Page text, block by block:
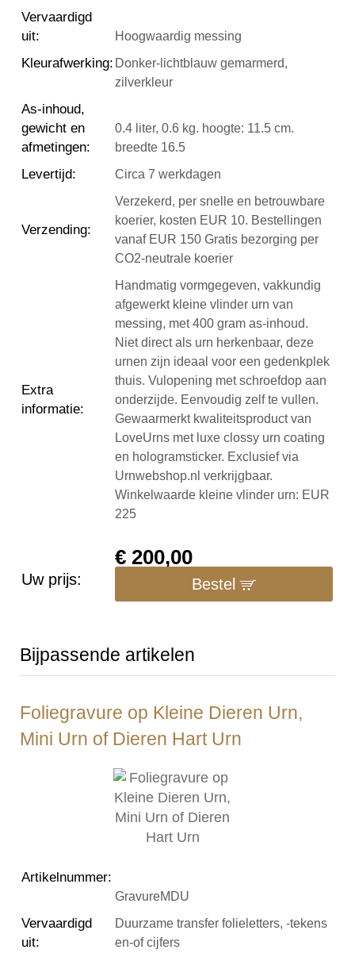
Vervaardigd
uit: Hoogwaardig messing
Kleurafwerking: Donker-lichtblauw gemarmerd,
zilverkleur
As-inhoud,
gewicht en
afmetingen:
0.4 liter, 0.6 kg. hoogte: 11.5 cm.
breedte 16.5
Levertijd: Circa 7 werkdagen
Verzending:
Verzekerd, per snelle en betrouwbare
koerier, kosten EUR 10. Bestellingen
vanaf EUR 150 Gratis bezorging per
CO2-neutrale koerier
Extra
informatie:
Handmatig vormgegeven, vakkundig
afgewerkt kleine vlinder urn van
messing, met 400 gram as-inhoud.
Niet direct als urn herkenbaar, deze
urnen zijn ideaal voor een gedenkplek
thuis. Vulopening met schroefdop aan
onderzijde. Eenvoudig zelf te vullen.
Gewaarmerkt kwaliteitsproduct van
LoveUrns met luxe clossy urn coating
en hologramsticker. Exclusief via
Urnwebshop.nl verkrijgbaar.
Winkelwaarde kleine vlinder urn: EUR
225
Uw prijs:
€200,00
Bestel
Bijpassende artikelen
Foliegravure op Kleine Dieren Urn,
Mini Urn of Dieren Hart Urn
Artikelnummer:
GravureMDU
Vervaardigd
uit:
Duurzame transfer folieletters, -tekens
en-of cijfers